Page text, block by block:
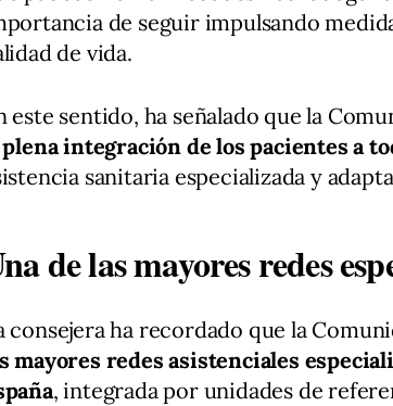
de seguir impulsando
de vida.
este sentido, ha señalado que la
plena integración de los pacientes a
sanitaria especializada y
de las mayores redes
consejera ha recordado que la
mayores redes asistenciales
, integrada por unidades de